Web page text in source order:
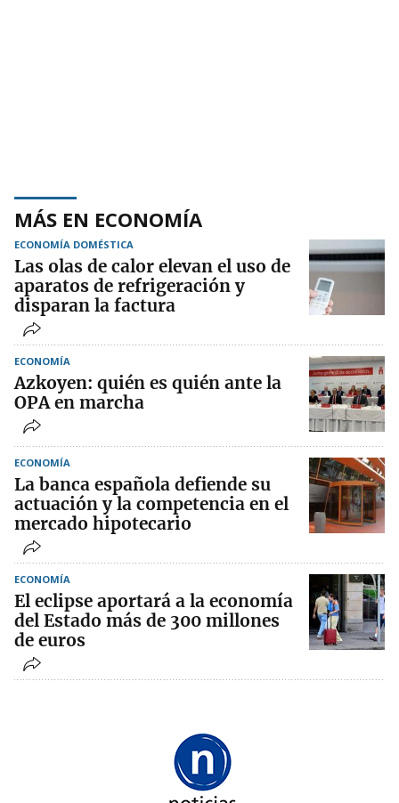
MÁS EN ECONOMÍA
ECONOMÍA DOMÉSTICA
Las olas de calor elevan el uso de
aparatos de refrigeración y
disparan la factura
ECONOMÍA
Azkoyen: quién es quién ante la
OPA en marcha
ECONOMÍA
La banca española defiende su
actuación y la competencia en el
mercado hipotecario
ECONOMÍA
El eclipse aportará a la economía
del Estado más de 300 millones
de euros